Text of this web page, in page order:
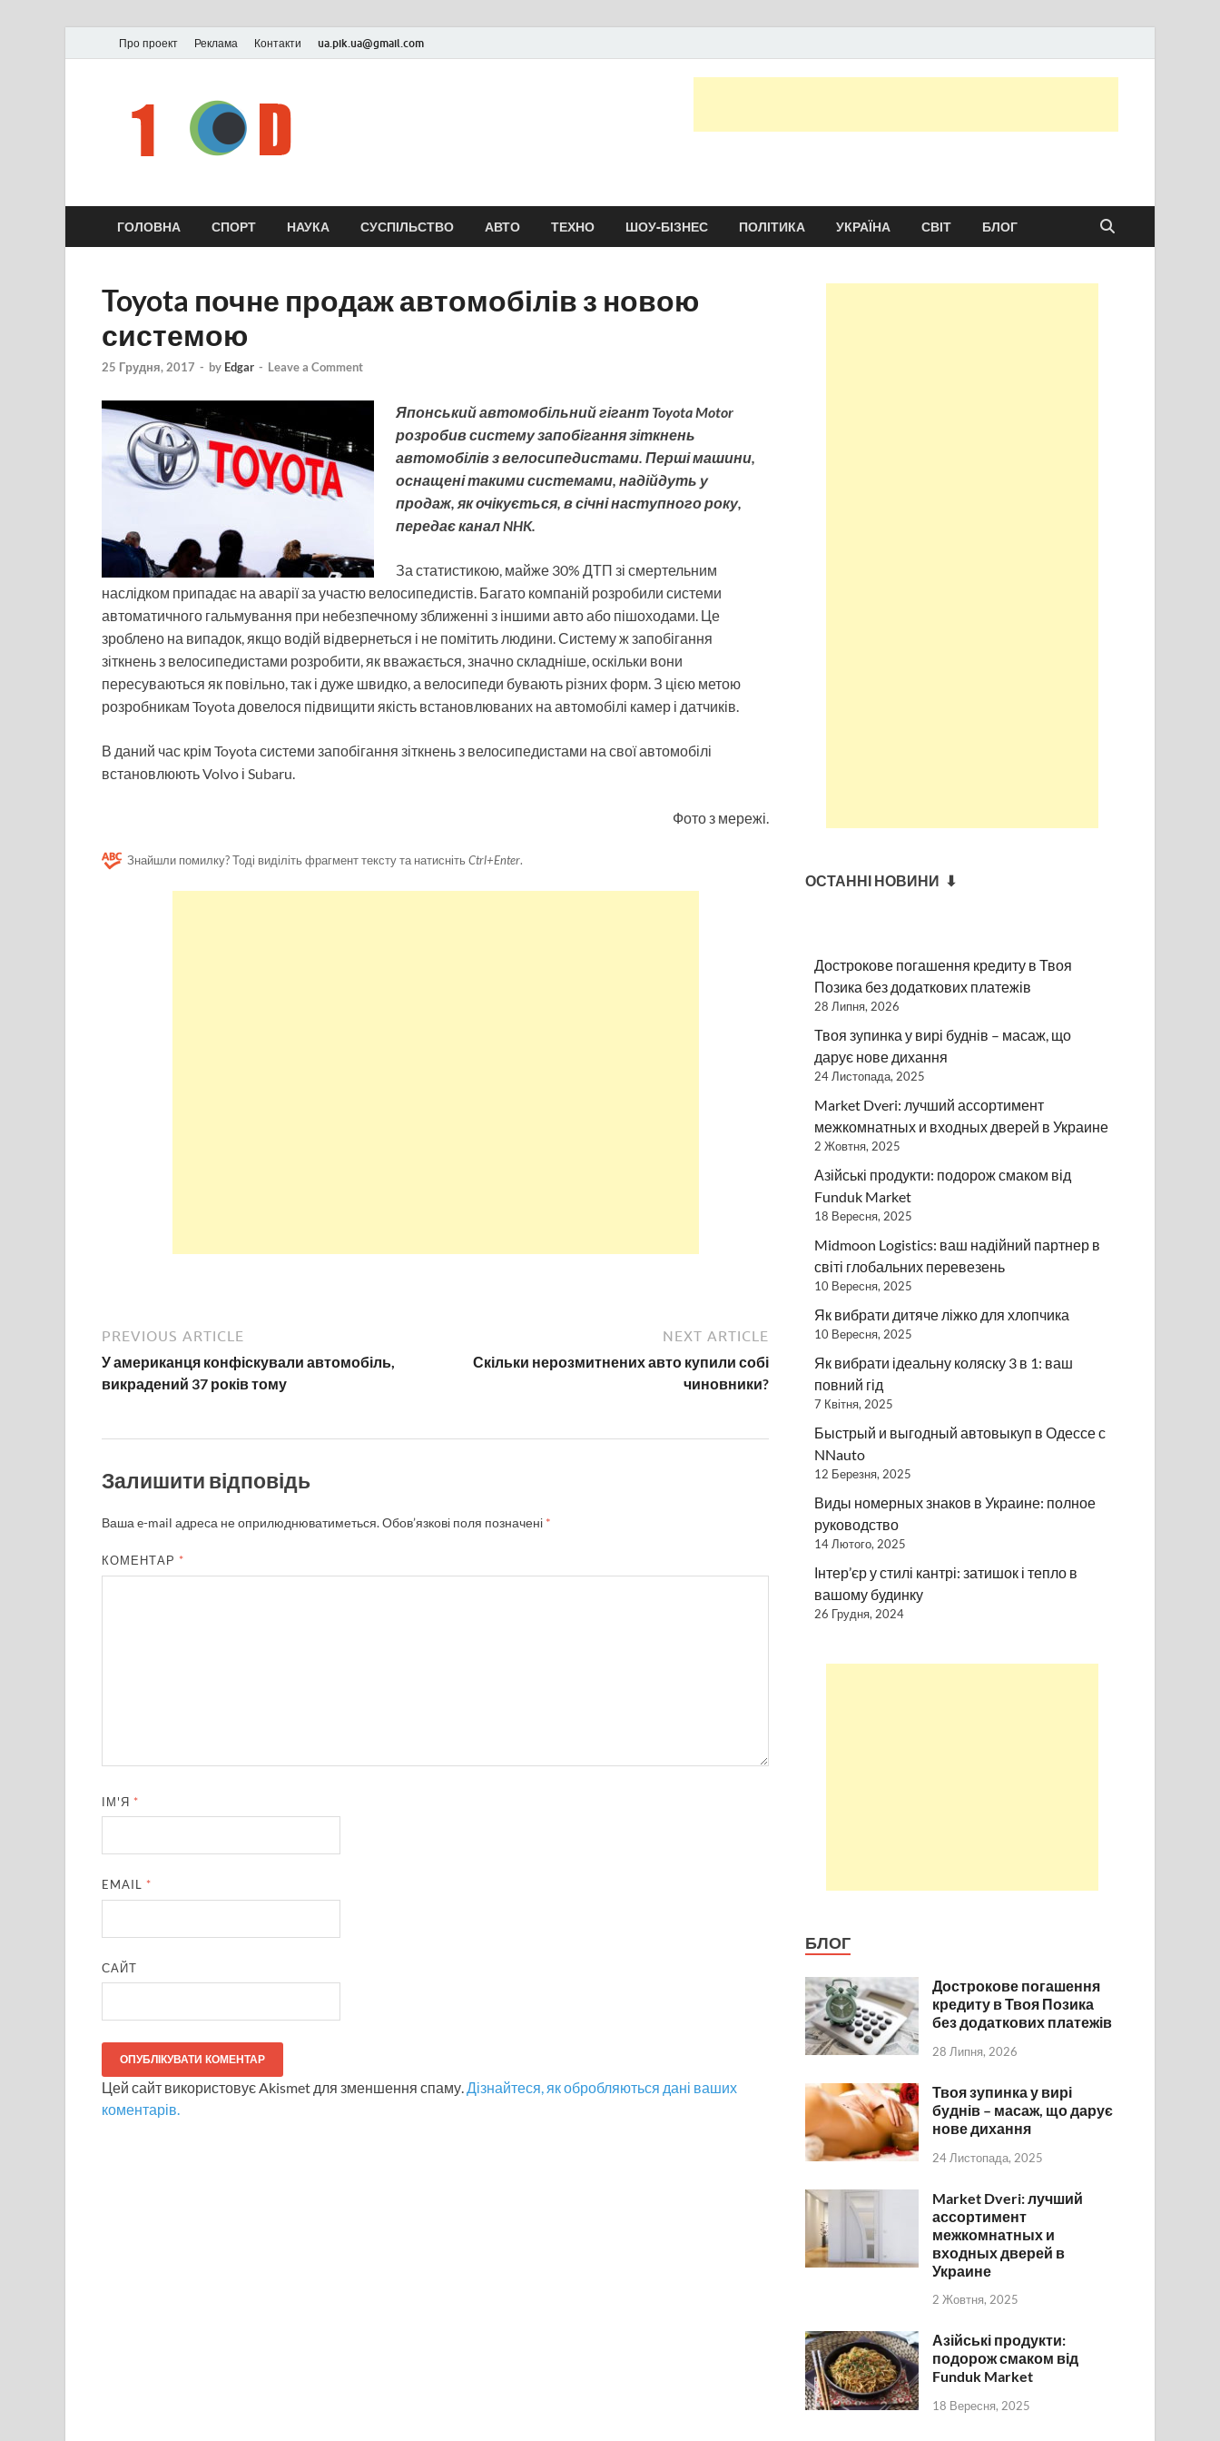
Про проект Реклама Контакти ua.pik.ua@gmail.com
Новини України та світу сьогодні
ГОЛОВНА СПОРТ НАУКА СУСПІЛЬСТВО АВТО ТЕХНО ШОУ-БІЗНЕС ПОЛІТИКА УКРАЇНА СВІТ БЛОГ
Toyota почне продаж автомобілів з новою
системою
25 Грудня, 2017 - by Edgar - Leave a Comment
Японський автомобільний гігант Toyota Motor
розробив систему запобігання зіткнень
автомобілів з велосипедистами. Перші машини,
оснащені такими системами, надійдуть у
продаж, як очікується, в січні наступного року,
передає канал NHK.
За статистикою, майже 30% ДТП зі смертельним
наслідком припадає на аварії за участю велосипедистів. Багато компаній розробили системи
автоматичного гальмування при небезпечному зближенні з іншими авто або пішоходами. Це
зроблено на випадок, якщо водій відвернеться і не помітить людини. Систему ж запобігання
зіткнень з велосипедистами розробити, як вважається, значно складніше, оскільки вони
пересуваються як повільно, так і дуже швидко, а велосипеди бувають різних форм. З цією метою
розробникам Toyota довелося підвищити якість встановлюваних на автомобілі камер і датчиків.
В даний час крім Toyota системи запобігання зіткнень з велосипедистами на свої автомобілі
встановлюють Volvo і Subaru.
Фото з мережі.
Знайшли помилку? Тоді виділіть фрагмент тексту та натисніть Ctrl+Enter.
PREVIOUS ARTICLE
У американця конфіскували автомобіль,
викрадений 37 років тому
NEXT ARTICLE
Скільки нерозмитнених авто купили собі
чиновники?
Залишити відповідь
Ваша e-mail адреса не оприлюднюватиметься.Обов’язкові поля позначені *
КОМЕНТАР *
ІМ'Я *
EMAIL *
САЙТ
Цей сайт використовує Akismet для зменшення спаму.Дізнайтеся, як обробляються дані ваших
коментарів.
ОСТАННІ НОВИНИ ⬇
Дострокове погашення кредиту в Твоя
Позика без додаткових платежів
28 Липня, 2026
Твоя зупинка у вирі буднів – масаж, що
дарує нове дихання
24 Листопада, 2025
Market Dveri: лучший ассортимент
межкомнатных и входных дверей в Украине
2 Жовтня, 2025
Азійські продукти: подорож смаком від
Funduk Market
18 Вересня, 2025
Midmoon Logistics: ваш надійний партнер в
світі глобальних перевезень
10 Вересня, 2025
Як вибрати дитяче ліжко для хлопчика
10 Вересня, 2025
Як вибрати ідеальну коляску 3 в 1: ваш
повний гід
7 Квітня, 2025
Быстрый и выгодный автовыкуп в Одессе с
NNauto
12 Березня, 2025
Виды номерных знаков в Украине: полное
руководство
14 Лютого, 2025
Інтер’єр у стилі кантрі: затишок і тепло в
вашому будинку
26 Грудня, 2024
БЛОГ
Дострокове погашення
кредиту в Твоя Позика
без додаткових платежів
28 Липня, 2026
Твоя зупинка у вирі
буднів – масаж, що дарує
нове дихання
24 Листопада, 2025
Market Dveri: лучший
ассортимент
межкомнатных и
входных дверей в
Украине
2 Жовтня, 2025
Азійські продукти:
подорож смаком від
Funduk Market
18 Вересня, 2025